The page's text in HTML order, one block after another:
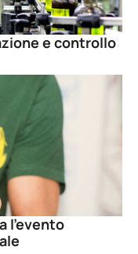
e controllo
l’evento